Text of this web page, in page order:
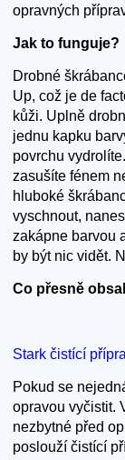
opravných
Jak to funguje?
Drobné
Up, což je de
kůži. Uplně
jednu kapku
povrchu
zasušíte fénem
hluboké
vyschnout,
zakápne barvou
by být nic vidět.
Co přesně
Stark čistící
Pokud se
opravou vyčistit.
nezbytné před
poslouží čistící